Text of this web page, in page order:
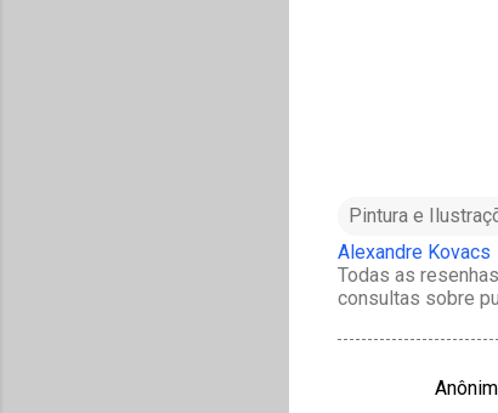
Pintura e
Alexandre Kovacs
Todas as
consultas sobre